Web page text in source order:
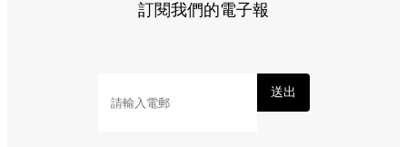
訂閱我們的電子報
送出